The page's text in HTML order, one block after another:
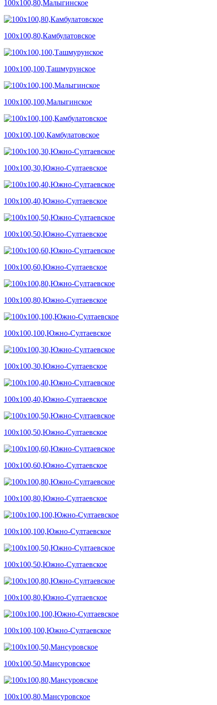
100х100,80,Малыгинское
100х100,80,Камбулатовское
100х100,100,Ташмурунское
100х100,100,Малыгинское
100х100,100,Камбулатовское
100х100,30,Южно-Султаевское
100х100,40,Южно-Султаевское
100х100,50,Южно-Султаевское
100х100,60,Южно-Султаевское
100х100,80,Южно-Султаевское
100х100,100,Южно-Султаевское
100х100,30,Южно-Султаевское
100х100,40,Южно-Султаевское
100х100,50,Южно-Султаевское
100х100,60,Южно-Султаевское
100х100,80,Южно-Султаевское
100х100,100,Южно-Султаевское
100х100,50,Южно-Султаевское
100х100,80,Южно-Султаевское
100х100,100,Южно-Султаевское
100х100,50,Мансуровское
100х100,80,Мансуровское